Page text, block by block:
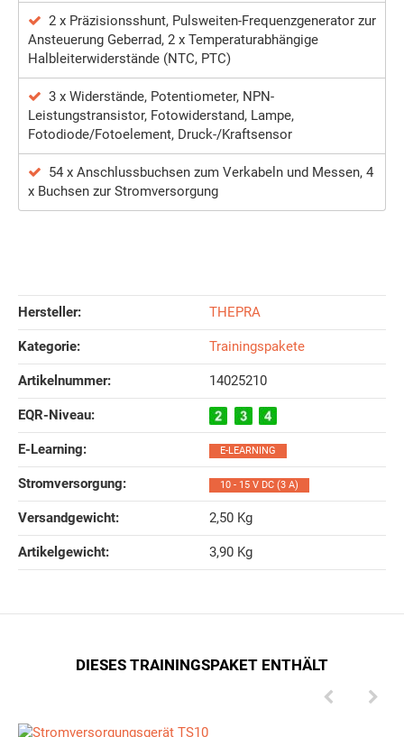
2 x Präzisionsshunt, Pulsweiten-Frequenzgenerator zur
Ansteuerung Geberrad, 2 x Temperaturabhängige
Halbleiterwiderstände (NTC, PTC)
3 x Widerstände, Potentiometer, NPN-
Leistungstransistor, Fotowiderstand, Lampe,
Fotodiode/Fotoelement, Druck-/Kraftsensor
54 x Anschlussbuchsen zum Verkabeln und Messen, 4
x Buchsen zur Stromversorgung
Hersteller: THEPRA
Kategorie: Trainingspakete
Artikelnummer: 14025210
EQR-Niveau‍:
E-Learning‍: E-LEARNING
Stromversorgung‍: 10 - 15 V DC (3 A)
Versandgewicht‍: 2,50 Kg
Artikelgewicht‍: 3,90 Kg
DIESES TRAININGSPAKET ENTHÄLT